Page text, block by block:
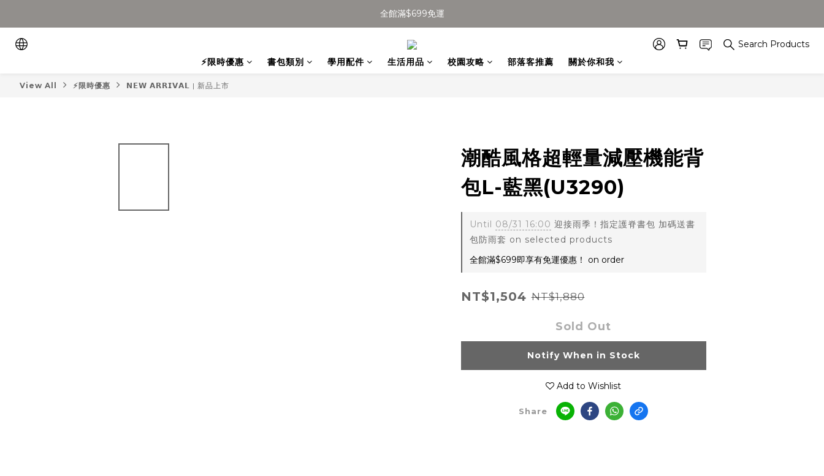
全館滿$699免運
全館滿$699免運
全館滿$699免運
Search Products
⚡限時優惠
書包類別 學用配件 生活用品 校園攻略 部落客推薦 關於你和我
View All ⚡限時優惠 𝗡𝗘𝗪 𝗔𝗥𝗥𝗜𝗩𝗔𝗟 | 新品上市
潮酷風格超輕量減壓機能背
包L-藍黑(U3290)
Until 08/31 16:00 迎接雨季！指定護脊書包 加碼送書
包防雨套 on selected products
全館滿$699即享有免運優惠！ on order
NT$1,504 NT$1,880
Sold Out
Notify When in Stock
Add to Wishlist
Share